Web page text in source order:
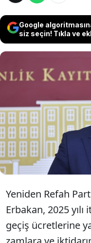
Google
siz seçin! Tıkla ve
Yeniden
tepki
Yeniden Refah
Erbakan, 2025
geçiş ücretlerine